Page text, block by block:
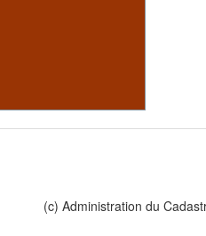
(c) Administration du